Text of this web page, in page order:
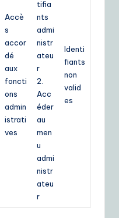
Accè
s
accor
dé
aux
foncti
ons
admin
istrati
ves
tifia
nts
admi
nistr
ateu
r
2.
Acc
éder
au
men
u
admi
nistr
ateu
r
Identi
fiants
non
valid
es